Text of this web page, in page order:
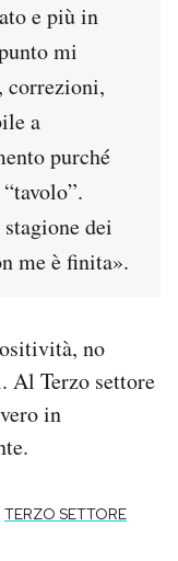
e più in
mi
correzioni,
a
purché
dei
me è finita».
no
Al Terzo settore
in
TERZO SETTORE